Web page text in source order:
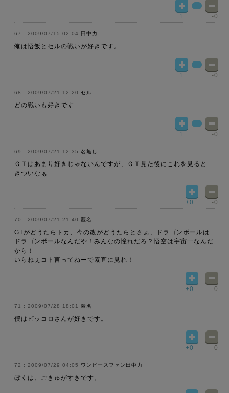
+1 -0
2009/07/15 02:04 田中力
俺は悟飯とセルの戦いが好きです。
+1 -0
2009/07/21 12:20 セル
どの戦いも好きです
+1 -0
2009/07/21 12:35 名無し
ＧＴはあまり好きじゃないんですが、ＧＴ見た後にこれを見ると
きついなぁ…
+0 -0
2009/07/21 21:40 匿名
GTがどうたらトカ、今の改がどうたらとさぁ、ドラゴンボールは
ドラゴンボールなんだや！みんなの憧れだろ？悟空は宇宙一なんだ
から！
いらねぇコト言ってねーで素直に見れ！
+0 -0
2009/07/28 18:01 匿名
僕はピッコロさんが好きです。
+0 -0
2009/07/29 04:05 ワンピースファン田中力
ぼくは、ごきゅがすきです。